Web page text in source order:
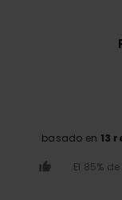
basado en 13
El 85%